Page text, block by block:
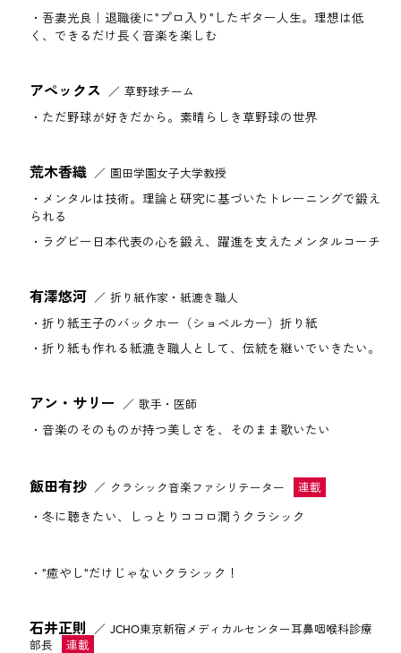
吾妻光良｜退職後に"プロ入り"したギター人生。理想は低
く、できるだけ長く音楽を楽しむ
アペックス
草野球チーム
ただ野球が好きだから。素晴らしき草野球の世界
荒木香織
園田学園女子大学教授
メンタルは技術。理論と研究に基づいたトレーニングで鍛え
られる
ラグビー日本代表の心を鍛え、躍進を支えたメンタルコーチ
有澤悠河
折り紙作家・紙漉き職人
折り紙王子のバックホー（ショベルカー）折り紙
折り紙も作れる紙漉き職人として、伝統を継いでいきたい。
アン・サリー
歌手・医師
音楽のそのものが持つ美しさを、そのまま歌いたい
飯田有抄 クラシック音楽ファシリテーター
冬に聴きたい、しっとりココロ潤うクラシック
"癒やし"だけじゃないクラシック！
石井正則
JCHO東京新宿メディカルセンター耳鼻咽喉科診療
部長